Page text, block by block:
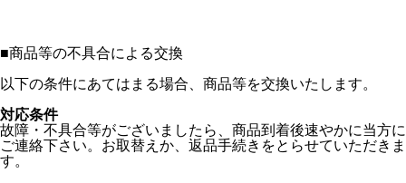
■商品等の不具合による交換
以下の条件にあてはまる場合、商品等を交換いたします。
対応条件
故障・不具合等がございましたら、商品到着後速やかに当方に
ご連絡下さい。お取替えか、返品手続きをとらせていただきま
す。